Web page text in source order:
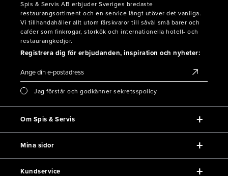
Spis & Servis AB erbjuder Sveriges bredaste
restaurangsortiment och en service långt utöver det vanliga.
Vi tillhandahåller allt utom färskvaror till såväl små barer och
caféer som finkrogar, storkök och internationella hotell- och
restaurangkedjor.
Registrera dig för erbjudanden, inspiration och nyheter:
Jag förstår och godkänner sekretsspolicy
Om Spis & Servis
Mina sidor
Kundservice